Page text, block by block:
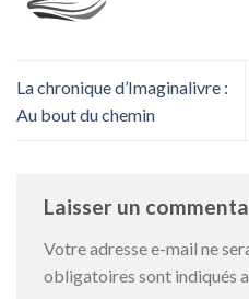
La chronique d’Imaginalivre :
Au bout du chemin
Laisser un
Votre adresse e-mail ne
obligatoires sont indiqués